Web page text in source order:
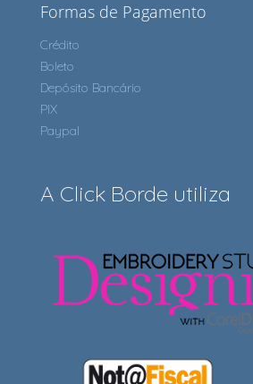
Formas de Pagamento
Crédito
Boleto
Depósito Bancário
PIX
Paypal
A Click Borde utiliza